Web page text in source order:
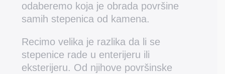
odaberemo koja je obrada površine
samih stepenica od kamena.
Recimo velika je razlika da li se
stepenice rade u enterijeru ili
eksterijeru. Od njihove površinske